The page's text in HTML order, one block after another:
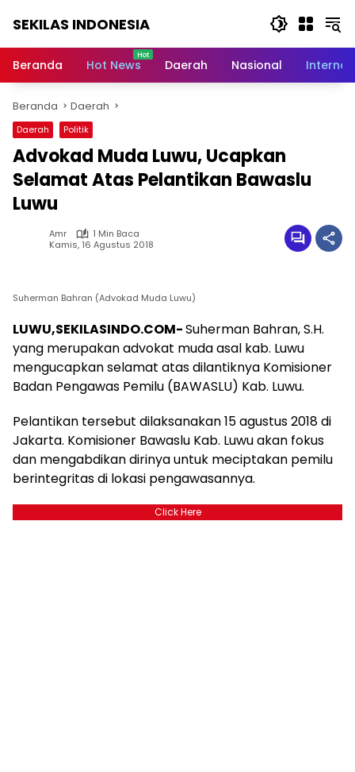
SEKILAS INDONESIA
Terkini,
Latest
World,
Headlines,
News
Today
Beranda Hot News Daerah Nasional
Beranda Daerah
Daerah Politik
Advokad Muda Luwu, Ucapkan
Selamat Atas Pelantikan Bawaslu
Luwu
Amr
1 Min Baca
Kamis, 16 Agustus 2018
Suherman Bahran (Advokad Muda Luwu)
LUWU,SEKILASINDO.COM-Suherman Bahran, S.H.
yang merupakan advokat muda asal kab. Luwu
mengucapkan selamat atas dilantiknya Komisioner
Badan Pengawas Pemilu (BAWASLU) Kab. Luwu.
Pelantikan tersebut dilaksanakan 15 agustus 2018 di
Jakarta. Komisioner Bawaslu Kab. Luwu akan fokus
dan mengabdikan dirinya untuk meciptakan pemilu
berintegritas di lokasi pengawasannya.
Click Here